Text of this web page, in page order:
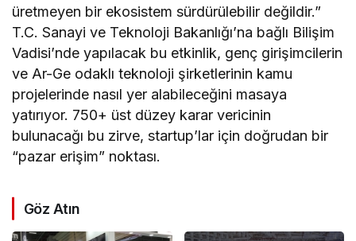
üretmeyen bir ekosistem sürdürülebilir değildir.”
T.C. Sanayi ve Teknoloji Bakanlığı’na bağlı Bilişim
Vadisi’nde yapılacak bu etkinlik, genç girişimcilerin
ve Ar-Ge odaklı teknoloji şirketlerinin kamu
projelerinde nasıl yer alabileceğini masaya
yatırıyor. 750+ üst düzey karar vericinin
bulunacağı bu zirve, startup’lar için doğrudan bir
“pazar erişim” noktası.
Göz Atın